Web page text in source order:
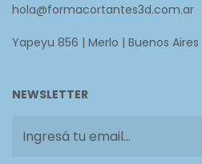
hola@formacortantes3d.com.ar
Yapeyu 856 | Merlo | Buenos Aires
NEWSLETTER